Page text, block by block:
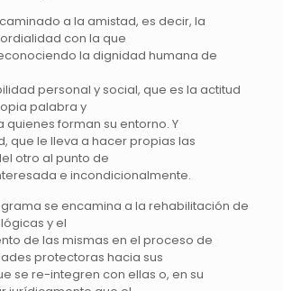
a la amistad, es decir, la
con la que
la dignidad humana de
personal y social, que es la actitud
palabra y
quienes forman su entorno. Y
que le lleva a hacer propias las
otro al punto de
e incondicionalmente.
se encamina a la rehabilitación de
y el
de las mismas en el proceso de
protectoras hacia sus
se re-integren con ellas o, en su